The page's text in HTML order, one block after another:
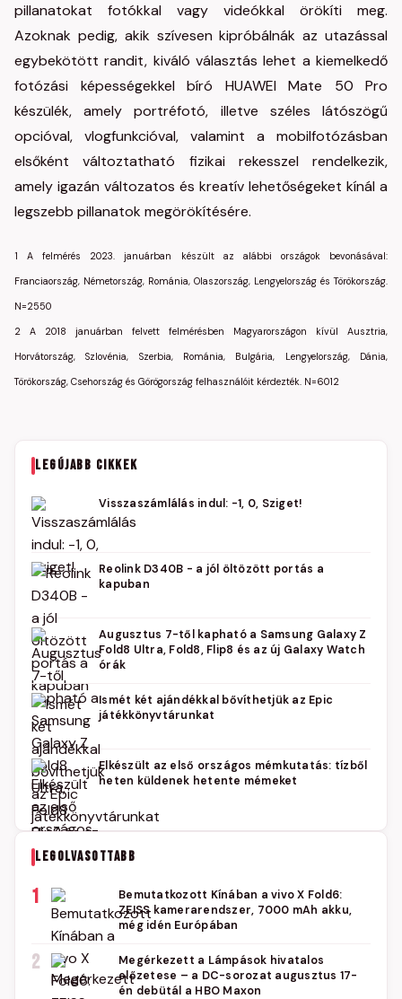
pillanatokat fotókkal vagy videókkal örökíti meg.
Azoknak pedig, akik szívesen kipróbálnák az utazással
egybekötött randit, kiváló választás lehet a kiemelkedő
fotózási képességekkel bíró HUAWEI Mate 50 Pro
készülék, amely portréfotó, illetve széles látószögű
opcióval, vlogfunkcióval, valamint a mobilfotózásban
elsőként változtatható fizikai rekesszel rendelkezik,
amely igazán változatos és kreatív lehetőségeket kínál a
legszebb pillanatok megörökítésére.
1A felmérés 2023. januárban készült az alábbi országok bevonásával:
Franciaország, Németország, Románia, Olaszország, Lengyelország és Törökország.
N=2550
2 A 2018 januárban felvett felmérésben Magyarországon kívül Ausztria,
Horvátország, Szlovénia, Szerbia, Románia, Bulgária, Lengyelország, Dánia,
Törökország, Csehország és Görögország felhasználóit kérdezték. N=6012
LEGÚJABB CIKKEK
Visszaszámlálás indul: -1, 0, Sziget!
Reolink D340B - a jól öltözött portás a
kapuban
Augusztus 7-től kapható a Samsung Galaxy Z
Fold8 Ultra, Fold8, Flip8 és az új Galaxy Watch
órák
Ismét két ajándékkal bővíthetjük az Epic
játékkönyvtárunkat
Elkészült az első országos mémkutatás: tízből
heten küldenek hetente mémeket
LEGOLVASOTTABB
1
Bemutatkozott Kínában a vivo X Fold6:
ZEISS kamerarendszer, 7000 mAh akku,
még idén Európában
2
Megérkezett a Lámpások hivatalos
előzetese – a DC-sorozat augusztus 17-
én debütál a HBO Maxon